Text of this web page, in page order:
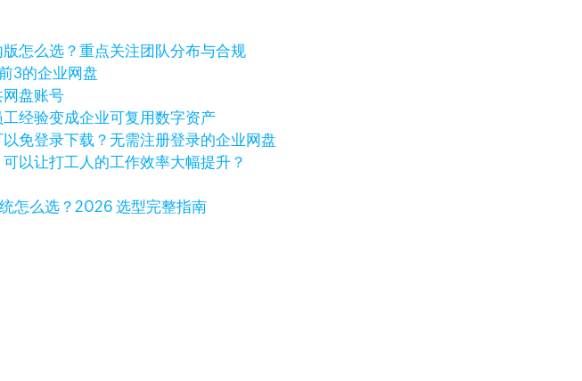
怎么选？重点关注团队分布与合规
3的企业网盘
盘账号
经验变成企业可复用数字资产
免登录下载？无需注册登录的企业网盘
以让打工人的工作效率大幅提升？
怎么选？2026 选型完整指南